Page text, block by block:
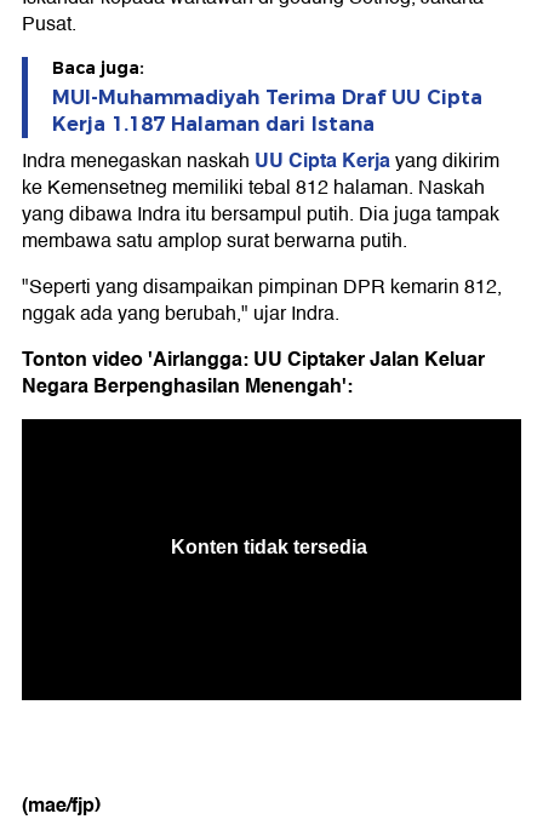
Pusat.
Baca juga:
MUI-Muhammadiyah Terima Draf UU Cipta
Kerja 1.187 Halaman dari Istana
Indra menegaskan naskah UU Cipta Kerjayang dikirim
ke Kemensetneg memiliki tebal 812 halaman. Naskah
yang dibawa Indra itu bersampul putih. Dia juga tampak
membawa satu amplop surat berwarna putih.
"Seperti yang disampaikan pimpinan DPR kemarin 812,
nggak ada yang berubah," ujar Indra.
Tonton video 'Airlangga: UU Ciptaker Jalan Keluar
Negara Berpenghasilan Menengah':
(mae/fjp)